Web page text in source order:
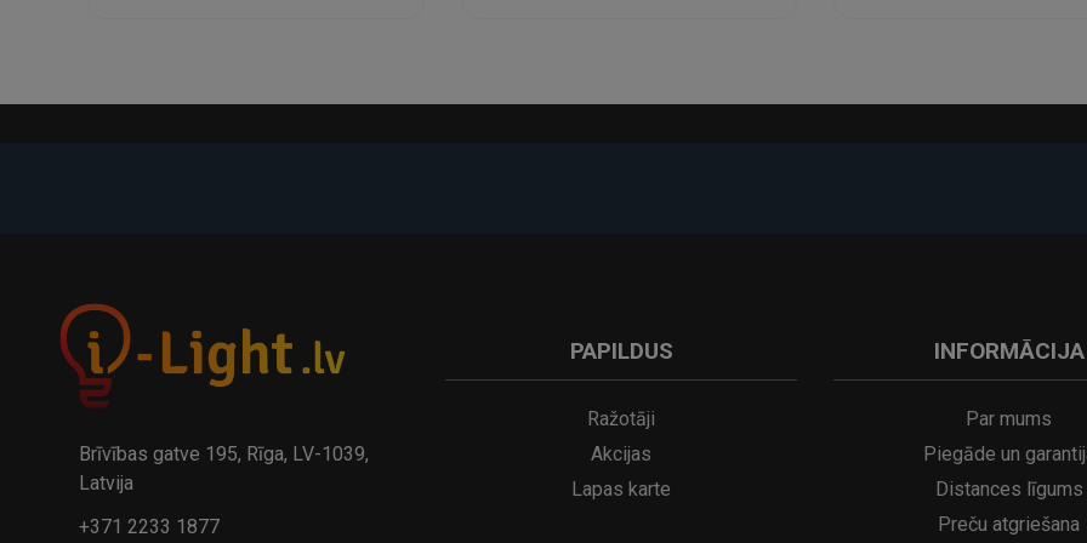
32.95€
A
kumulatora LED galda lampa SERINA Mini Ø80×200 mm..
29.95€ 21.95€
Brīvības gatve 195, Rīga, LV-1039,
Latvija
+371 2233 1877
PAPILDUS
Ražotāji
Akcijas
Lapas karte
INFORMĀCIJA
Par mums
Piegāde un
Distances līgums
Preču atgriešana